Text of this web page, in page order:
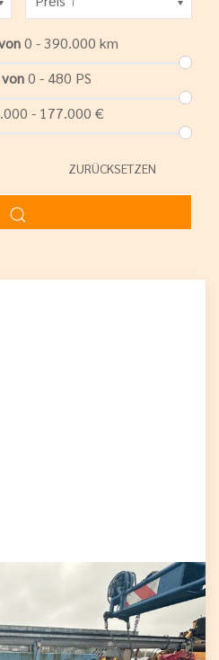
0 - 390.000 km
0 - 480 PS
- 177.000 €
ZURÜCKSETZEN